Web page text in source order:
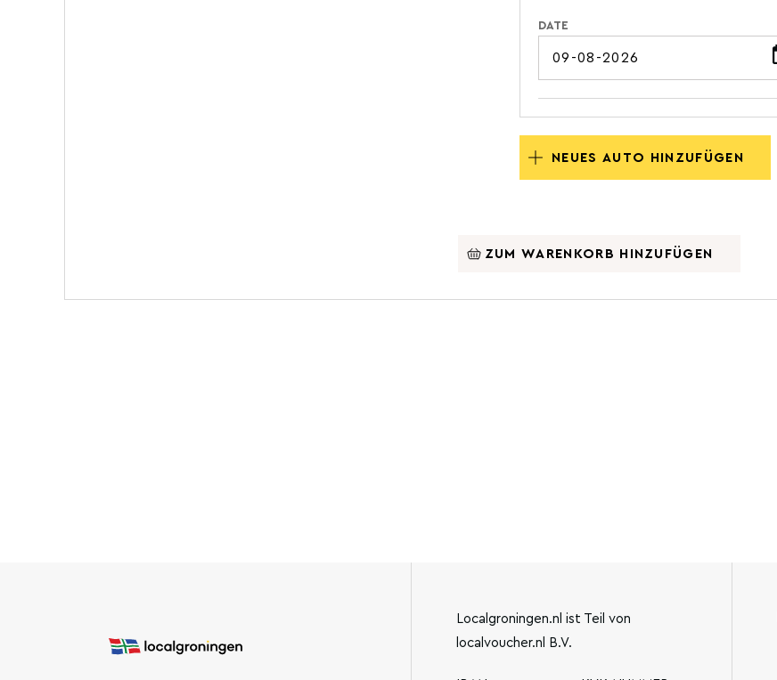
DATE
NEUES AUTO HINZUFÜGEN
ZUM WARENKORB HINZUFÜGEN
Localgroningen.nl ist Teil von
localvoucher.nl B.V.